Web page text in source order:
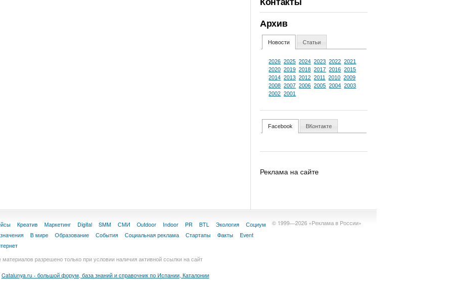
Архив
Новости Статьи
2026 2025 2024 2023 2022 2021
2020 2019 2018 2017 2016 2015
2014 2013 2012 2011 2010 2009
2008 2007 2006 2005 2004 2003
2002 2001
Facebook ВКонтакте
Реклама на сайте
© 1999—2026 «Реклама в России»
Креатив Маркетинг Digital SMM СМИ Outdoor Indoor PR BTL Экология
Социум
В мире Образование События Социальная реклама Стартапы Факты
Event
материалов разрешено только при условии наличия активной ссылки на сайт
Catalunya.ru - большой форум, база знаний и справочник по Испании, Каталонии